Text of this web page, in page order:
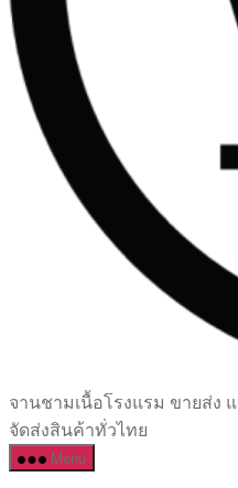
เซรามิค
ครบ
ครัน
จานชามเนื้อโรงแรม ขายส่ง
จัดส่งสินค้าทั่วไทย
Menu